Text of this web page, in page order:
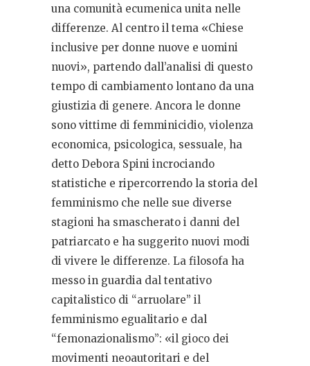
una comunità ecumenica unita nelle
differenze. Al centro il tema «Chiese
inclusive per donne nuove e uomini
nuovi», partendo dall’analisi di questo
tempo di cambiamento lontano da una
giustizia di genere. Ancora le donne
sono vittime di femminicidio, violenza
economica, psicologica, sessuale, ha
detto Debora Spini incrociando
statistiche e ripercorrendo la storia del
femminismo che nelle sue diverse
stagioni ha smascherato i danni del
patriarcato e ha suggerito nuovi modi
di vivere le differenze. La filosofa ha
messo in guardia dal tentativo
capitalistico di “arruolare” il
femminismo egualitario e dal
“femonazionalismo”: «il gioco dei
movimenti neoautoritari e del